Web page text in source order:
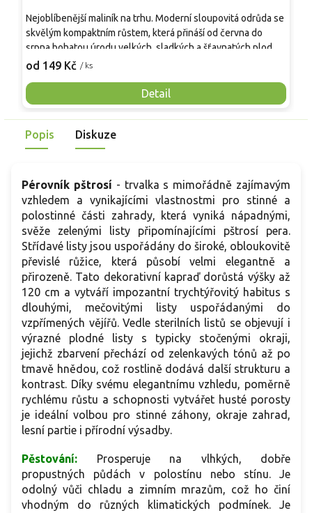
od 149 Kč / ks
Detail
Nejoblíbenější maliník na trhu. Moderní sloupovitá odrůda se
skvělým kompaktním růstem, která přináší od června do
srpna bohatou úrodu velkých, sladkých a šťavnatých plodů.
Pevné vzpřímené výhony tvoří elegantní habitus bez
Mrazuvzdornost do −25 °C a spolehlivá vitalita z něj dělají
skvělou volbu pro každého pěstitele.
Popis Diskuze
Pérovník pštrosí - trvalka s mimořádně zajímavým
vzhledem a vynikajícími vlastnostmi pro stinné a
polostinné části zahrady, která vyniká nápadnými,
svěže zelenými listy připomínajícími pštrosí pera.
Střídavé listy jsou uspořádány do široké, obloukovitě
převislé růžice, která působí velmi elegantně a
přirozeně. Tato dekorativní kapraď dorůstá výšky až
120 cm a vytváří impozantní trychtýřovitý habitus s
dlouhými, mečovitými listy uspořádanými do
vzpřímených vějířů. Vedle sterilních listů se objevují i
výrazné plodné listy s typicky stočenými okraji,
jejichž zbarvení přechází od zelenkavých tónů až po
tmavě hnědou, což rostlině dodává další strukturu a
kontrast. Díky svému elegantnímu vzhledu, poměrně
rychlému růstu a schopnosti vytvářet husté porosty
je ideální volbou pro stinné záhony, okraje zahrad,
lesní partie i přírodní výsadby.
Pěstování: Prosperuje na vlhkých, dobře
propustných půdách v polostínu nebo stínu. Je
odolný vůči chladu a zimním mrazům, což ho činí
vhodným do různých klimatických podmínek. Je